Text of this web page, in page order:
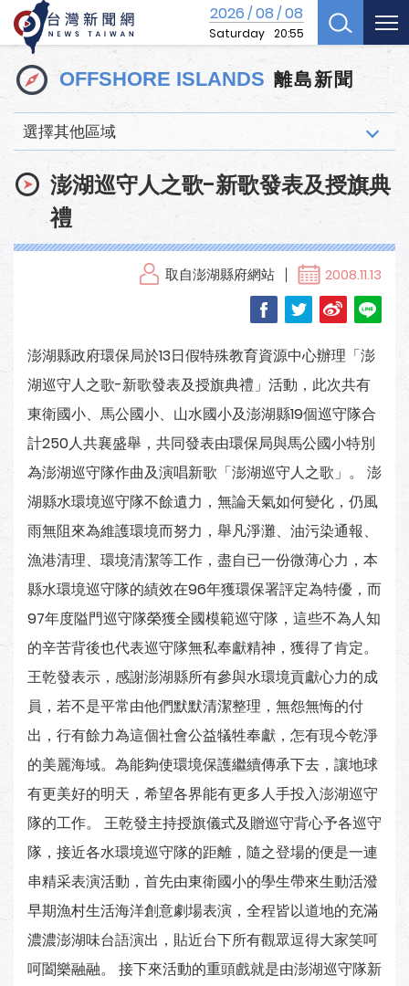
2026/08/08
Saturday 20:55
OFFSHORE ISLANDS 離島新聞
選擇其他區域
澎湖巡守人之歌-新歌發表及授旗典
禮
取自澎湖縣府網站 2008.11.13
澎湖縣政府環保局於13日假特殊教育資源中心辦理「澎
湖巡守人之歌-新歌發表及授旗典禮」活動，此次共有
東衛國小、馬公國小、山水國小及澎湖縣19個巡守隊合
計250人共襄盛舉，共同發表由環保局與馬公國小特別
為澎湖巡守隊作曲及演唱新歌「澎湖巡守人之歌」。 澎
湖縣水環境巡守隊不餘遺力，無論天氣如何變化，仍風
雨無阻來為維護環境而努力，舉凡淨灘、油污染通報、
漁港清理、環境清潔等工作，盡自已一份微薄心力，本
縣水環境巡守隊的績效在96年獲環保署評定為特優，而
97年度隘門巡守隊榮獲全國模範巡守隊，這些不為人知
的辛苦背後也代表巡守隊無私奉獻精神，獲得了肯定。
王乾發表示，感謝澎湖縣所有參與水環境貢獻心力的成
員，若不是平常由他們默默清潔整理，無怨無悔的付
出，行有餘力為這個社會公益犠牲奉獻，怎有現今乾淨
的美麗海域。為能夠使環境保護繼續傳承下去，讓地球
有更美好的明天，希望各界能有更多人手投入澎湖巡守
隊的工作。 王乾發主持授旗儀式及贈巡守背心予各巡守
隊，接近各水環境巡守隊的距離，隨之登場的便是一連
串精采表演活動，首先由東衛國小的學生帶來生動活潑
早期漁村生活海洋創意劇場表演，全程皆以道地的充滿
濃濃澎湖味台語演出，貼近台下所有觀眾逗得大家笑呵
呵闔樂融融。 接下來活動的重頭戲就是由澎湖巡守隊新